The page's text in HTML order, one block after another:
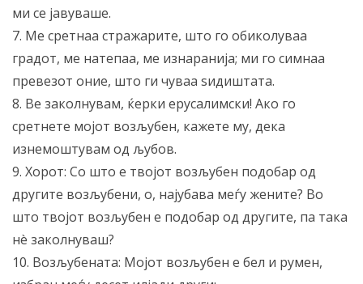
ми се јавуваше.
7. Ме сретнаа стражарите, што го обиколуваа
градот, ме натепаа, ме изнаранија; ми го симнаа
превезот оние, што ги чуваа ѕидиштата.
8. Ве заколнувам, ќерки ерусалимски! Ако го
сретнете мојот возљубен, кажете му, дека
изнемоштувам од љубов.
9. Хорот: Со што е твојот возљубен подобар од
другите возљубени, о, најубава меѓу жените? Во
што твојот возљубен е подобар од другите, па така
нè заколнуваш?
10. Возљубената: Мојот возљубен е бел и румен,